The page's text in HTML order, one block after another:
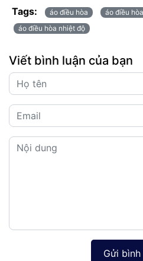
Tags: áo điều hòa
áo điều
áo điều hòa nhiệt độ
Viết bình luận của bạn
Gửi bình